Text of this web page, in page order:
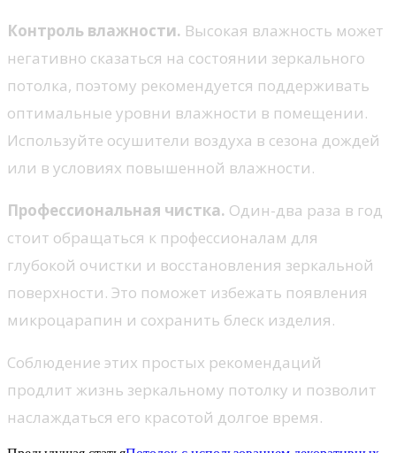
Контроль влажности. Высокая влажность может
негативно сказаться на состоянии зеркального
потолка, поэтому рекомендуется поддерживать
оптимальные уровни влажности в помещении.
Используйте осушители воздуха в сезона дождей
или в условиях повышенной влажности.
Профессиональная чистка. Один-два раза в год
стоит обращаться к профессионалам для
глубокой очистки и восстановления зеркальной
поверхности. Это поможет избежать появления
микроцарапин и сохранить блеск изделия.
Соблюдение этих простых рекомендаций
продлит жизнь зеркальному потолку и позволит
наслаждаться его красотой долгое время.